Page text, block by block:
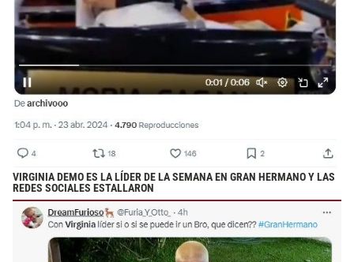
VIRGINIA DEMO ES LA LÍDER DE LA SEMANA EN GRAN HERMANO Y LAS
REDES SOCIALES ESTALLARON